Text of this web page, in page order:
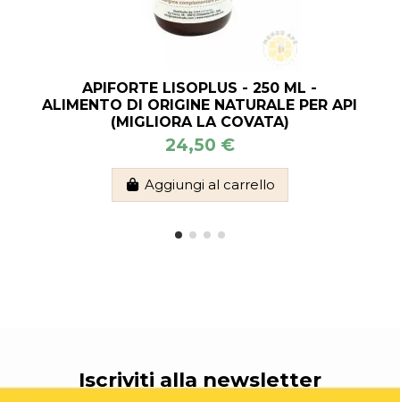
APIFORTE LISOPLUS - 250 ML -
ALIMENTO DI ORIGINE NATURALE PER API
(MIGLIORA LA COVATA)
24,50 €
Aggiungi al carrello
Iscriviti alla newsletter